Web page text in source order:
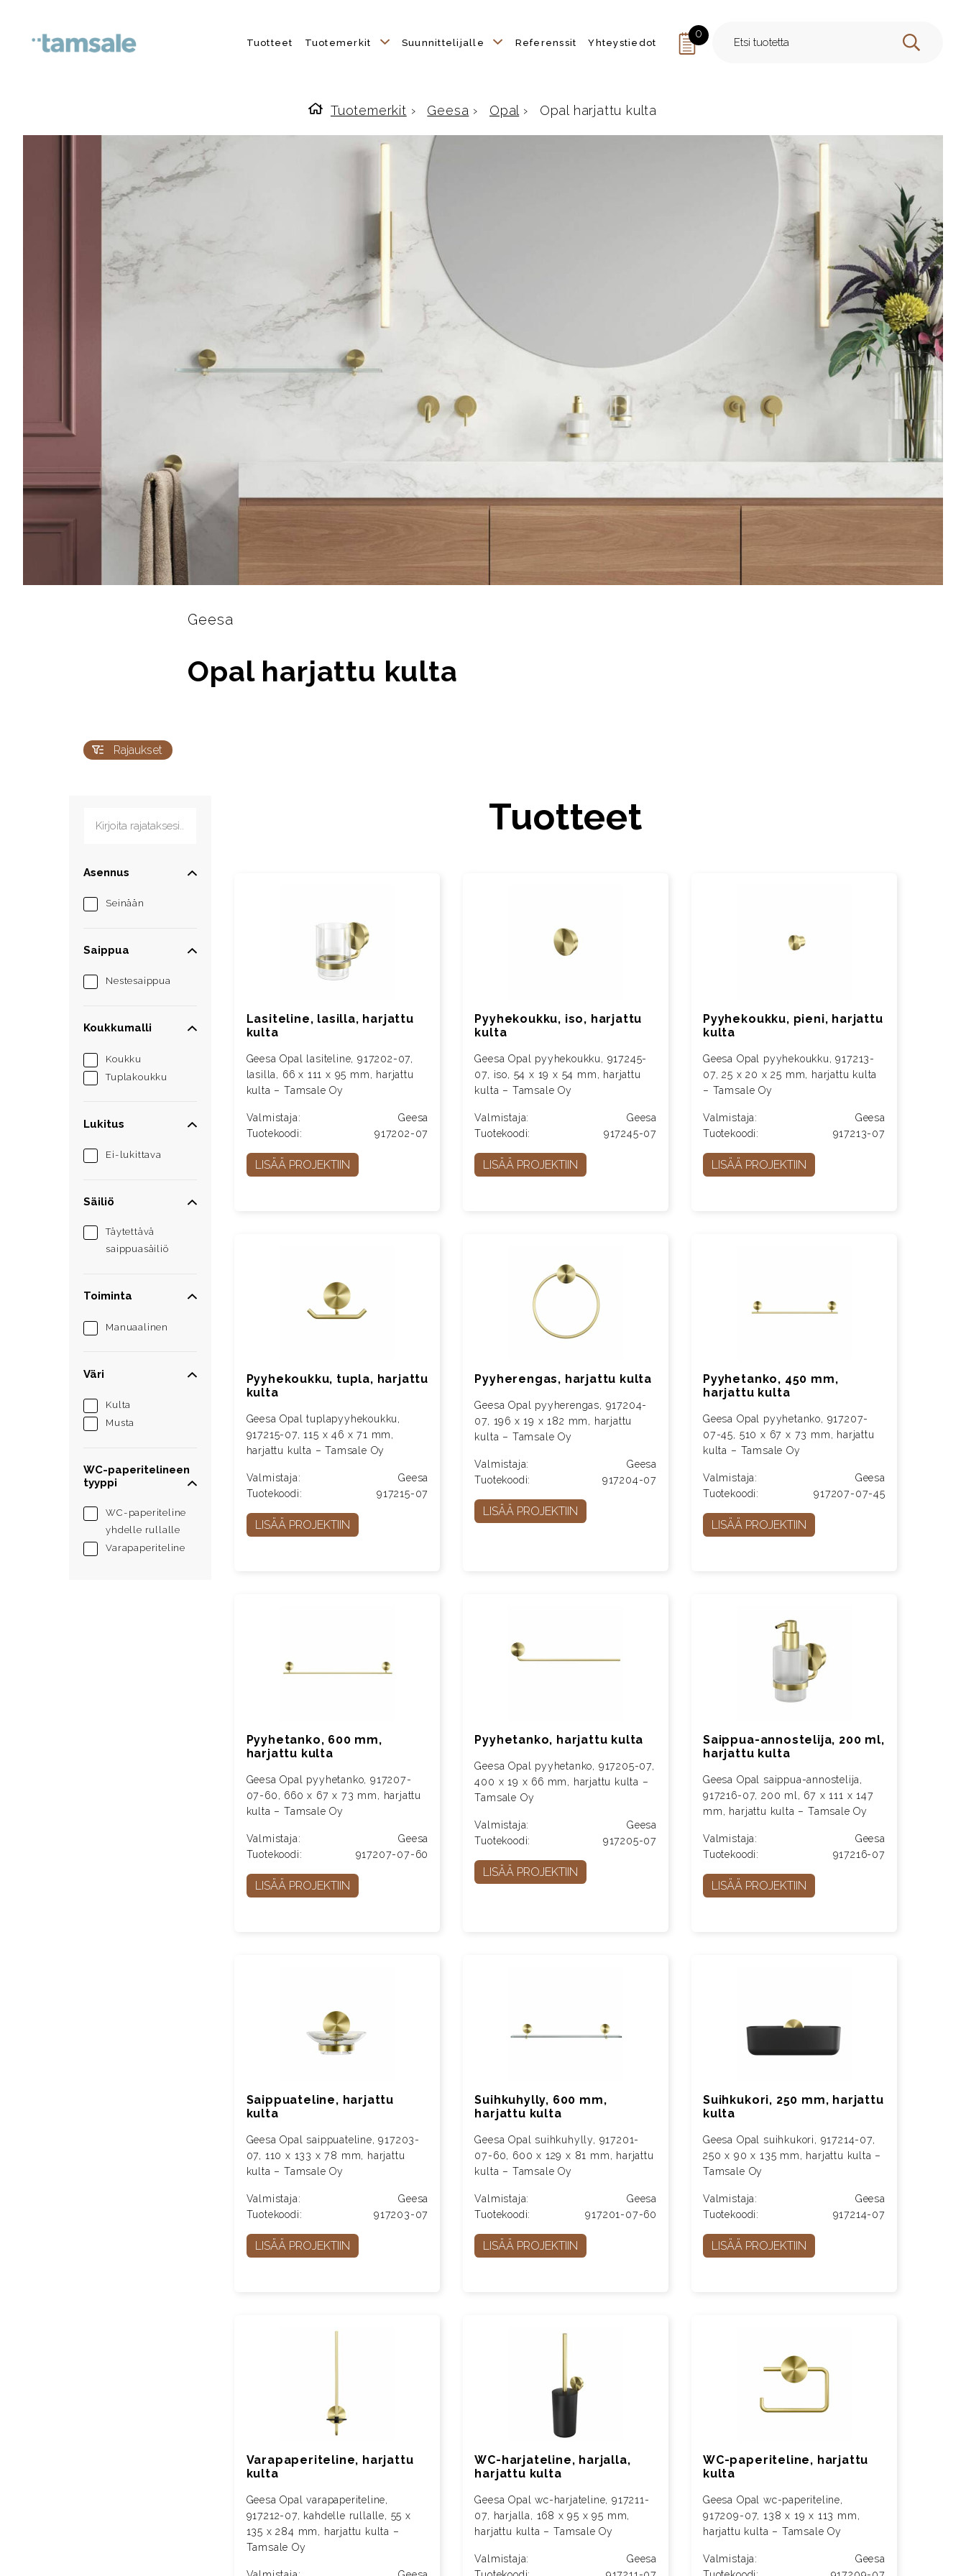
Tuotteet Tuotemerkit Suunnittelijalle Referenssit Yhteystiedot
0
HAE
Etusivulle
Tuotemerkit › Geesa › Opal › Opal harjattu kulta
Geesa
Opal harjattu kulta
Rajaukset
Asennus
Seinään
Saippua
Nestesaippua
Koukkumalli
Koukku
Tuplakoukku
Lukitus
Ei-lukittava
Säiliö
Täytettävä
saippuasäiliö
Toiminta
Manuaalinen
Väri
Kulta
Musta
WC-paperitelineen
tyyppi
WC-paperiteline
yhdelle rullalle
Varapaperiteline
Tuotteet
Lasiteline, lasilla, harjattu
kulta
Geesa Opal lasiteline, 917202-07,
lasilla, 66 x 111 x 95 mm, harjattu
kulta – Tamsale Oy
Valmistaja:
Geesa
Tuotekoodi:
917202-07
LISÄÄ PROJEKTIIN
Pyyhekoukku, iso, harjattu
kulta
Geesa Opal pyyhekoukku, 917245-
07, iso, 54 x 19 x 54 mm, harjattu
kulta – Tamsale Oy
Valmistaja:
Geesa
Tuotekoodi:
917245-07
LISÄÄ PROJEKTIIN
Pyyhekoukku, pieni, harjattu
kulta
Geesa Opal pyyhekoukku, 917213-
07, 25 x 20 x 25 mm, harjattu kulta
– Tamsale Oy
Valmistaja:
Geesa
Tuotekoodi:
917213-07
LISÄÄ PROJEKTIIN
Pyyhekoukku, tupla, harjattu
kulta
Geesa Opal tuplapyyhekoukku,
917215-07, 115 x 46 x 71 mm,
harjattu kulta – Tamsale Oy
Valmistaja:
Geesa
Tuotekoodi:
917215-07
LISÄÄ PROJEKTIIN
Pyyherengas, harjattu kulta
Geesa Opal pyyherengas, 917204-
07, 196 x 19 x 182 mm, harjattu
kulta – Tamsale Oy
Valmistaja:
Geesa
Tuotekoodi:
917204-07
LISÄÄ PROJEKTIIN
Pyyhetanko, 450 mm,
harjattu kulta
Geesa Opal pyyhetanko, 917207-
07-45, 510 x 67 x 73 mm, harjattu
kulta – Tamsale Oy
Valmistaja:
Geesa
Tuotekoodi:
917207-07-45
LISÄÄ PROJEKTIIN
Pyyhetanko, 600 mm,
harjattu kulta
Geesa Opal pyyhetanko, 917207-
07-60, 660 x 67 x 73 mm, harjattu
kulta – Tamsale Oy
Valmistaja:
Geesa
Tuotekoodi:
917207-07-60
LISÄÄ PROJEKTIIN
Pyyhetanko, harjattu kulta
Geesa Opal pyyhetanko, 917205-07,
400 x 19 x 66 mm, harjattu kulta –
Tamsale Oy
Valmistaja:
Geesa
Tuotekoodi:
917205-07
LISÄÄ PROJEKTIIN
Saippua-annostelija, 200 ml,
harjattu kulta
Geesa Opal saippua-annostelija,
917216-07, 200 ml, 67 x 111 x 147
mm, harjattu kulta – Tamsale Oy
Valmistaja:
Geesa
Tuotekoodi:
917216-07
LISÄÄ PROJEKTIIN
Saippuateline, harjattu
kulta
Geesa Opal saippuateline, 917203-
07, 110 x 133 x 78 mm, harjattu
kulta – Tamsale Oy
Valmistaja:
Geesa
Tuotekoodi:
917203-07
LISÄÄ PROJEKTIIN
Suihkuhylly, 600 mm,
harjattu kulta
Geesa Opal suihkuhylly, 917201-
07-60, 600 x 129 x 81 mm, harjattu
kulta – Tamsale Oy
Valmistaja:
Geesa
Tuotekoodi:
917201-07-60
LISÄÄ PROJEKTIIN
Suihkukori, 250 mm, harjattu
kulta
Geesa Opal suihkukori, 917214-07,
250 x 90 x 135 mm, harjattu kulta –
Tamsale Oy
Valmistaja:
Geesa
Tuotekoodi:
917214-07
LISÄÄ PROJEKTIIN
Varapaperiteline, harjattu
kulta
Geesa Opal varapaperiteline,
917212-07, kahdelle rullalle, 55 x
135 x 284 mm, harjattu kulta –
Tamsale Oy
WC-harjateline, harjalla,
harjattu kulta
Geesa Opal wc-harjateline, 917211-
07, harjalla, 168 x 95 x 95 mm,
harjattu kulta – Tamsale Oy
Valmistaja:
Geesa
WC-paperiteline, harjattu
kulta
Geesa Opal wc-paperiteline,
917209-07, 138 x 19 x 113 mm,
harjattu kulta – Tamsale Oy
Valmistaja:
Geesa